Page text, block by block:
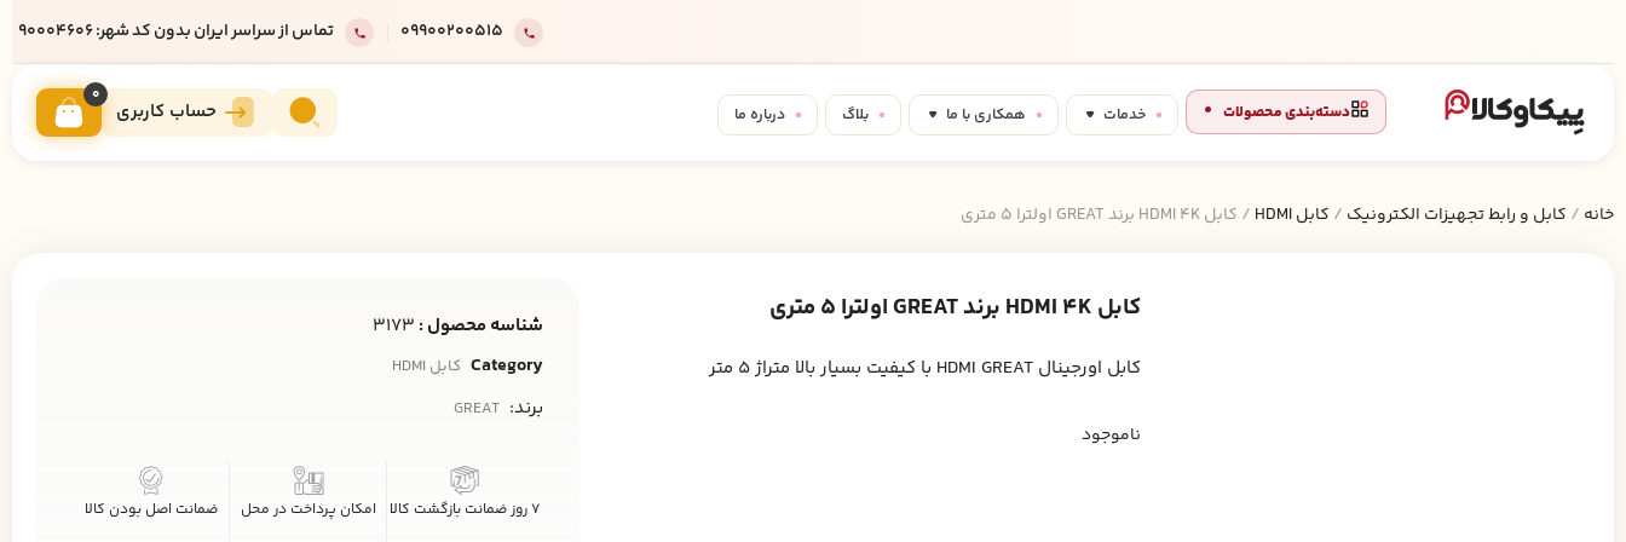
09900200515 تماس از سراسر ایران بدون کد شهر: 90004606
دسته‌بندی محصولات خدمات همکاری با ما بلاگ درباره ما حساب کاربری
0
خانه / کابل و رابط تجهیزات الکترونیک / کابل HDMI / کابل HDMI 4K برند GREAT اولترا 5 متری
کابل HDMI 4K برند GREAT اولترا 5 متری
کابل اورجینال HDMI GREAT با کیفیت بسیار بالا متراژ 5 متر
ناموجود
شناسه محصول : 3173
Category کابل HDMI
برند: GREAT
7 روز ضمانت بازگشت کالا امکان پرداخت در محل ضمانت اصل بودن کالا